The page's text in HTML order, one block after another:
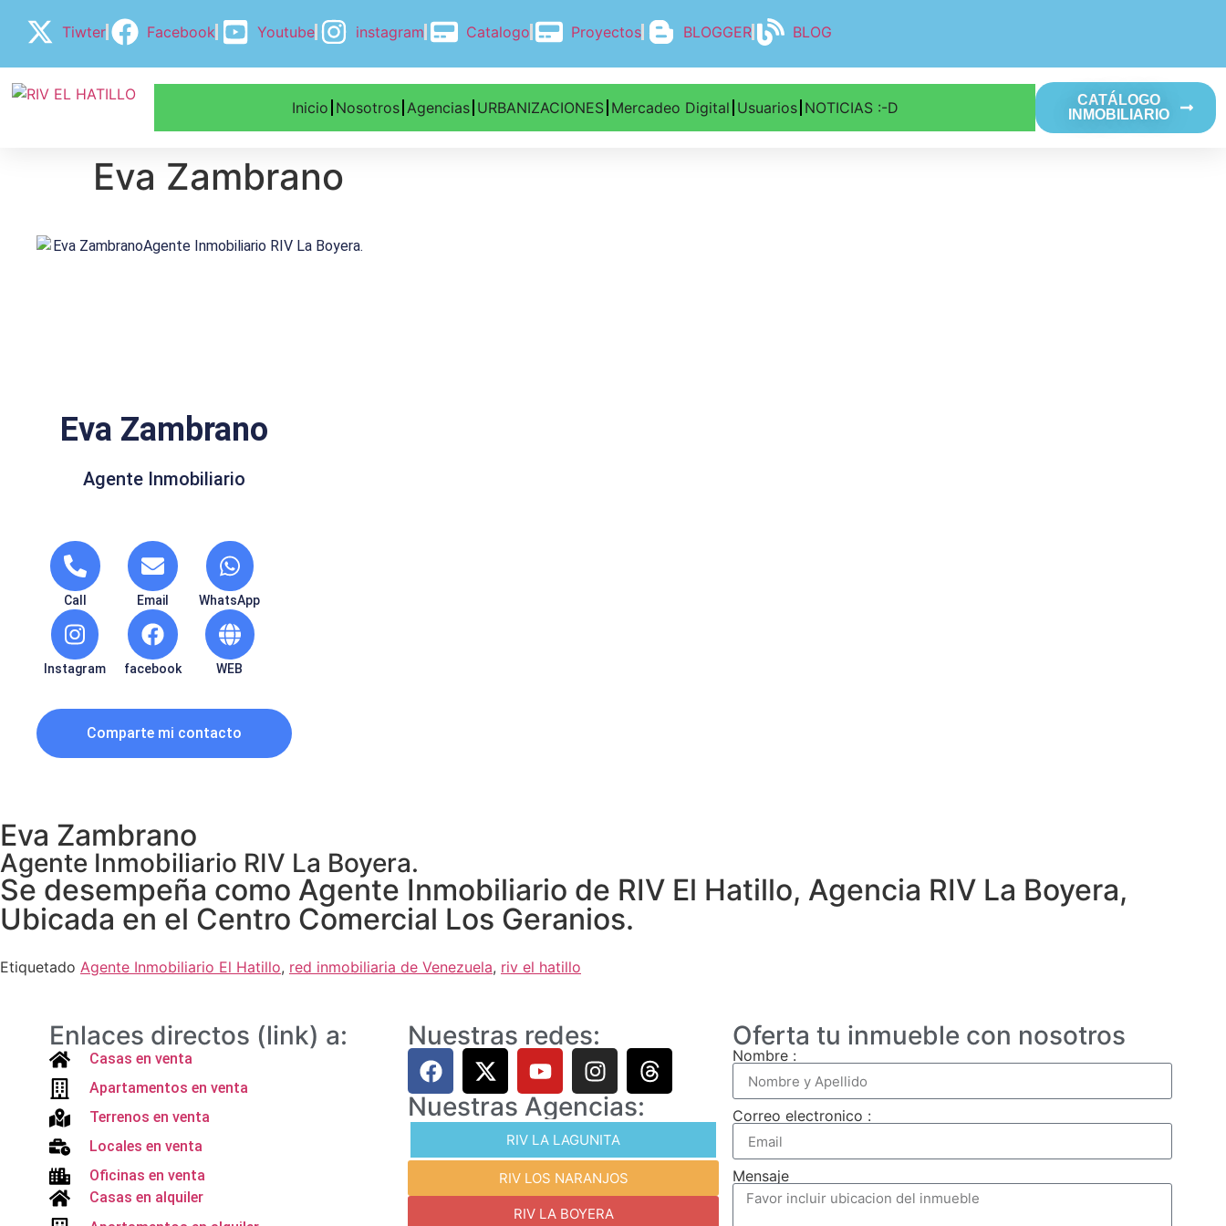
Tiwter Facebook Youtube instagram Catalogo Proyectos BLOGGER BLOG
Inicio Nosotros Agencias URBANIZACIONES Mercadeo Digital Usuarios NOTICIAS :-D
CATÁLOGO
INMOBILIARIO
Eva Zambrano
Eva Zambrano
Agente Inmobiliario
Call Email WhatsApp
Instagram facebook WEB
Comparte mi contacto
Eva Zambrano
Agente Inmobiliario RIV La Boyera.
Se desempeña como Agente Inmobiliario de RIV El Hatillo, Agencia RIV La Boyera,
Ubicada en el Centro Comercial Los Geranios.
Etiquetado Agente Inmobiliario El Hatillo, red inmobiliaria de Venezuela, riv el hatillo
Enlaces directos (link) a:
Casas en venta
Apartamentos en venta
Terrenos en venta
Locales en venta
Oficinas en venta
Casas en alquiler
Nuestras redes:
Nuestras Agencias:
RIV LA LAGUNITA
RIV LOS NARANJOS
RIV LA BOYERA
Oferta tu inmueble con nosotros
Nombre :
Correo electronico :
Mensaje